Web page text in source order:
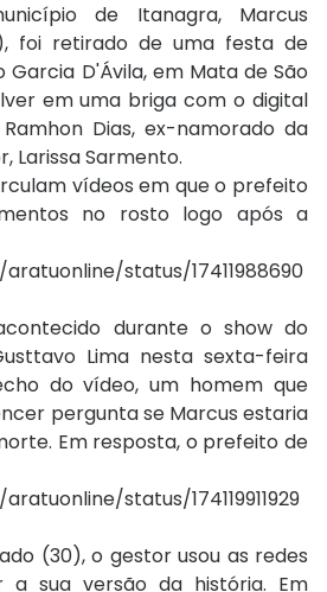
de Itanagra, Marcus
foi retirado de uma festa de
Garcia D'Ávila, em Mata de São
em uma briga com o digital
Dias, ex-namorado da
Larissa Sarmento.
vídeos em que o prefeito
no rosto logo após a
status/17411988690
durante o show do
Lima nesta sexta-feira
do vídeo, um homem que
pergunta se Marcus estaria
Em resposta, o prefeito de
status/174119911929
(30), o gestor usou as redes
a sua versão da história. Em